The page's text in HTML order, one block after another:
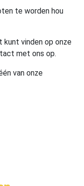
te worden hou
kunt vinden op onze
met ons op.
van onze